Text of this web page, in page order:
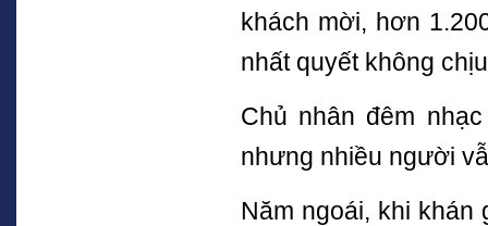
khách mời, hơn
nhất quyết không
Chủ nhân đêm
nhưng nhiều người
Năm ngoái, khi khán